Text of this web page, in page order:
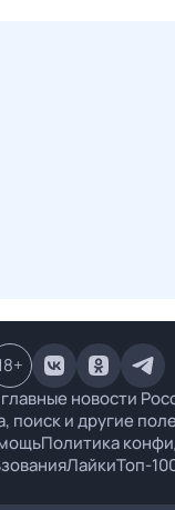
новости
поиск и другие
Политика
ЛайкиТоп-
+